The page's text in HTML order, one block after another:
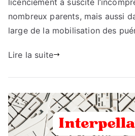
nombreux parents, mais aussi
large de la mobilisation des
Lire la suite